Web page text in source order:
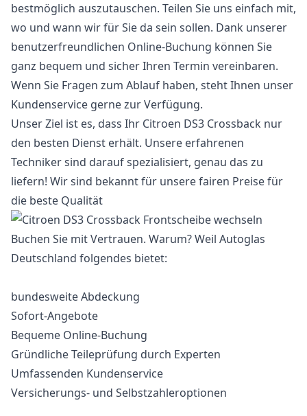
bestmöglich auszutauschen. Teilen Sie uns einfach mit,
wo und wann wir für Sie da sein sollen. Dank unserer
benutzerfreundlichen Online-Buchung können Sie
ganz bequem und sicher Ihren Termin vereinbaren.
Wenn Sie Fragen zum Ablauf haben, steht Ihnen unser
Kundenservice gerne zur Verfügung.
Unser Ziel ist es, dass Ihr Citroen DS3 Crossback nur
den besten Dienst erhält. Unsere erfahrenen
Techniker sind darauf spezialisiert, genau das zu
liefern! Wir sind bekannt für unsere fairen Preise für
die beste Qualität
Buchen Sie mit Vertrauen. Warum? Weil Autoglas
Deutschland folgendes bietet:
bundesweite Abdeckung
Sofort-Angebote
Bequeme Online-Buchung
Gründliche Teileprüfung durch Experten
Umfassenden Kundenservice
Versicherungs- und Selbstzahleroptionen